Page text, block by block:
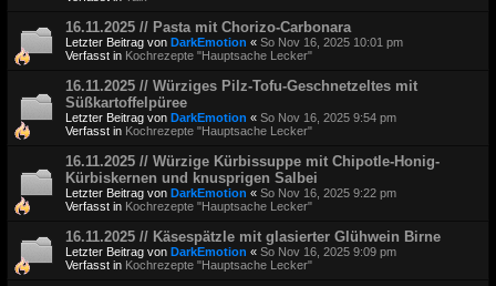
16.11.2025 // Pasta mit Chorizo-Carbonara
Letzter Beitrag von DarkEmotion « So Nov 16, 2025 10:01 pm
Verfasst in Kochrezepte "Hauptsache Lecker"
16.11.2025 // Würziges Pilz-Tofu-Geschnetzeltes mit
Süßkartoffelpüree
Letzter Beitrag von DarkEmotion « So Nov 16, 2025 9:54 pm
Verfasst in Kochrezepte "Hauptsache Lecker"
16.11.2025 // Würzige Kürbissuppe mit Chipotle-Honig-
Kürbiskernen und knusprigen Salbei
Letzter Beitrag von DarkEmotion « So Nov 16, 2025 9:22 pm
Verfasst in Kochrezepte "Hauptsache Lecker"
16.11.2025 // Käsespätzle mit glasierter Glühwein Birne
Letzter Beitrag von DarkEmotion « So Nov 16, 2025 9:09 pm
Verfasst in Kochrezepte "Hauptsache Lecker"